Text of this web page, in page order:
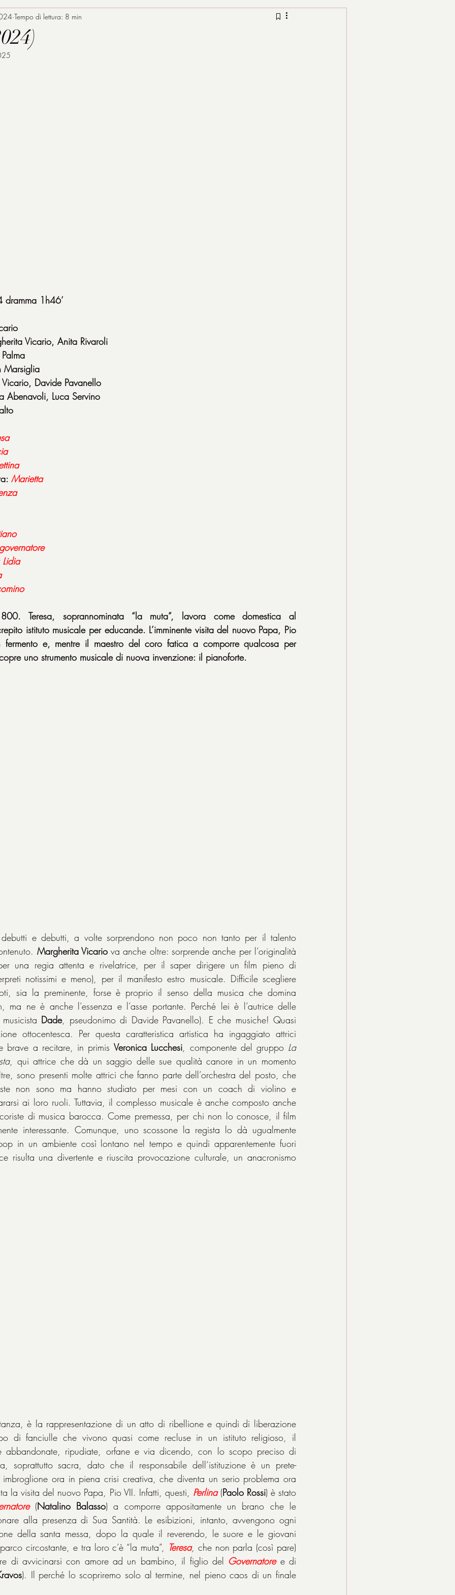
Tempo di lettura: 8 min
1h46’
Vicario, Anita Rivaroli
Marsiglia
Davide Pavanello
Abenavoli, Luca Servino
Marietta
governatore
Lidia
Teresa, soprannominata “la muta”, lavora come domestica al
istituto musicale per educande. L’imminente visita del nuovo Papa, Pio
fermento e, mentre il maestro del coro fatica a comporre qualcosa per
uno strumento musicale di nuova invenzione: il pianoforte.
e debutti, a volte sorprendono non poco non tanto per il talento
Margherita Vicario va anche oltre: sorprende anche per l’originalità
una regia attenta e rivelatrice, per il saper dirigere un film pieno di
notissimi e meno), per il manifesto estro musicale. Difficile scegliere
sia la preminente, forse è proprio il senso della musica che domina
ma ne è anche l’essenza e l’asse portante. Perché lei è l’autrice delle
Dade, pseudonimo di Davide Pavanello). E che musiche! Quasi
ottocentesca. Per questa caratteristica artistica ha ingaggiato attrici
brave a recitare, in primis Veronica Lucchesi, componente del gruppo La
, qui attrice che dà un saggio delle sue qualità canore in un momento
sono presenti molte attrici che fanno parte dell’orchestra del posto, che
non sono ma hanno studiato per mesi con un coach di violino e
ai loro ruoli. Tuttavia, il complesso musicale è anche composto anche
di musica barocca. Come premessa, per chi non lo conosce, il film
interessante. Comunque, uno scossone la regista lo dà ugualmente
in un ambiente così lontano nel tempo e quindi apparentemente fuori
risulta una divertente e riuscita provocazione culturale, un anacronismo
è la rappresentazione di un atto di ribellione e quindi di liberazione
di fanciulle che vivono quasi come recluse in un istituto religioso, il
abbandonate, ripudiate, orfane e via dicendo, con lo scopo preciso di
soprattutto sacra, dato che il responsabile dell’istituzione è un prete-
imbroglione ora in piena crisi creativa, che diventa un serio problema ora
la visita del nuovo Papa, Pio VII. Infatti, questi, Perlina (Paolo Rossi) è stato
(Natalino Balasso) a comporre appositamente un brano che le
alla presenza di Sua Santità. Le esibizioni, intanto, avvengono ogni
della santa messa, dopo la quale il reverendo, le suore e le giovani
circostante, e tra loro c’è “la muta”, Teresa, che non parla (così pare)
di avvicinarsi con amore ad un bambino, il figlio del Governatore
). Il perché lo scopriremo solo al termine, nel pieno caos di un finale